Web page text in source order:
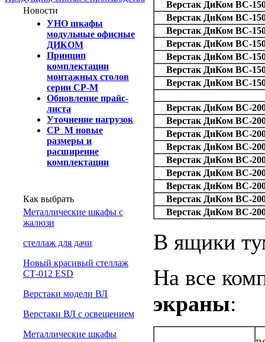
Новости
УНО шкафы
модульные офисные
ДИКОМ
Принцип
комплектации
монтажных столов
серии СР-М
Обновление прайс-
листа
Уточнение нагрузок
СР_М новые
размеры и
расширение
комплектации
Как выбрать
Металлические шкафы с
жалюзи
cтеллаж для дачи
Новый красивый стеллаж
СТ-012 ESD
Верстаки модели ВЛ
Верстаки ВЛ с освещением
Металлические шкафы
Верстак ДиКом ВС-
Верстак ДиКом ВС-
Верстак ДиКом ВС-
Верстак ДиКом ВС-
Верстак ДиКом ВС-
Верстак ДиКом ВС-
Верстак ДиКом ВС-
Верстак ДиКом ВС-
Верстак ДиКом ВС-
Верстак ДиКом ВС-
Верстак ДиКом ВС-
Верстак ДиКом ВС-
Верстак ДиКом ВС-
Верстак ДиКом ВС-
Верстак ДиКом ВС-
Верстак ДиКом ВС-
В ящики
На все
экраны: